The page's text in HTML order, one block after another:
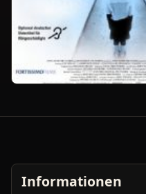
Informationen